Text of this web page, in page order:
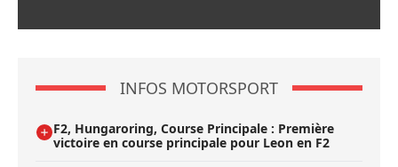
INFOS MOTORSPORT
F2, Hungaroring, Course Principale : Première
victoire en course principale pour Leon en F2